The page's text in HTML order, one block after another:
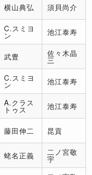
横山典弘 須貝尚介
C.スミヨ
ン 池江泰寿
武豊 佐々木晶
三
C.スミヨ
ン 池江泰寿
A.クラス
トゥス 池江泰寿
藤田伸二 昆貢
蛯名正義 二ノ宮敬
宇